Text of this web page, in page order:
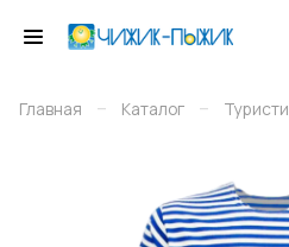
Главная – Каталог –